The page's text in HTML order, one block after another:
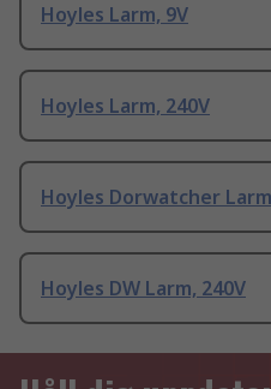
Hoyles Larm, 9V
Hoyles Larm, 240V
Hoyles Dorwatcher
Hoyles DW Larm, 240V